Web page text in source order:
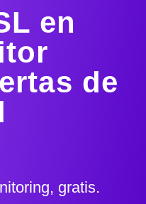
en
de
gratis.